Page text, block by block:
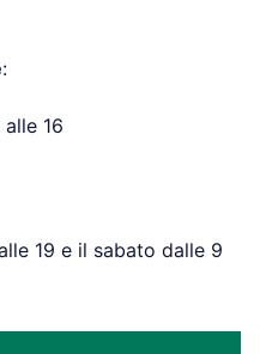
:
16
19 e il sabato dalle 9